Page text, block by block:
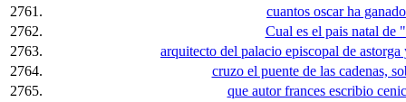
2761.
cuantos oscar ha
2762.
Cual es el pais natal de
2763.
arquitecto del palacio episcopal de
2764.
cruzo el puente de las cadenas,
2765.
que autor frances escribio